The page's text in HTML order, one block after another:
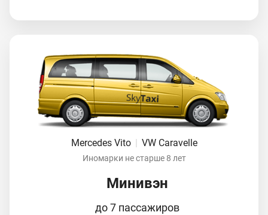
Mercedes Vito VW Caravelle
Иномарки не старше 8 лет
Минивэн
до 7 пассажиров